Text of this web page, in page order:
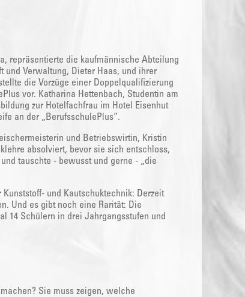
repräsentierte die kaufmännische Abteilung
und Verwaltung, Dieter Haas, und ihrer
die Vorzüge einer Doppelqualifizierung
vor. Katharina Hettenbach, Studentin am
zur Hotelfachfrau im Hotel Eisenhut
an der „BerufsschulePlus“.
und Betriebswirtin, Kristin
absolviert, bevor sie sich entschloss,
tauschte - bewusst und gerne - „die
und Kautschuktechnik: Derzeit
Und es gibt noch eine Rarität: Die
14 Schülern in drei Jahrgangsstufen und
Sie muss zeigen, welche